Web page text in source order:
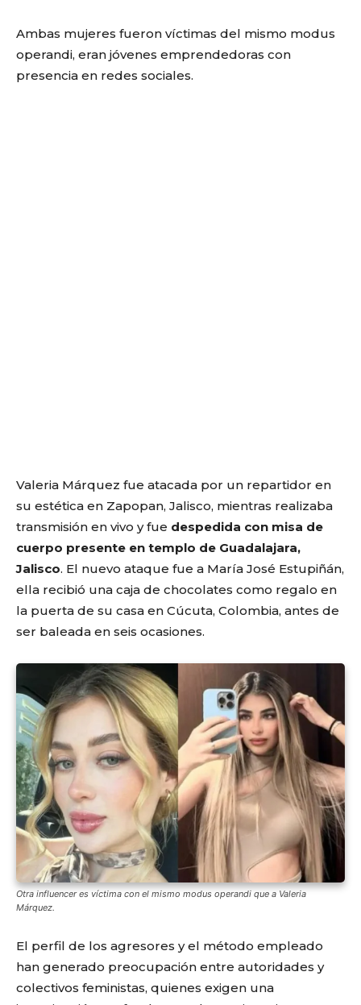
Ambas mujeres fueron víctimas del mismo modus
operandi, eran jóvenes emprendedoras con
presencia en redes sociales.
Valeria Márquez fue atacada por un repartidor en
su estética en Zapopan, Jalisco, mientras realizaba
transmisión en vivo y fue despedida con misa de
cuerpo presente en templo de Guadalajara,
Jalisco. El nuevo ataque fue a María José Estupiñán,
ella recibió una caja de chocolates como regalo en
la puerta de su casa en Cúcuta, Colombia, antes de
ser baleada en seis ocasiones.
Otra influencer es víctima con el mismo modus operandi que a Valeria
Márquez.
El perfil de los agresores y el método empleado
han generado preocupación entre autoridades y
colectivos feministas, quienes exigen una